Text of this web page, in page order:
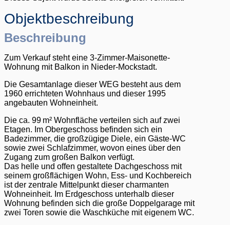
Objekt­beschreibung
Beschreibung
Zum Verkauf steht eine 3-Zimmer-Maisonette-
Wohnung mit Balkon in Nieder-Mockstadt.
Die Gesamtanlage dieser WEG besteht aus dem
1960 errichteten Wohnhaus und dieser 1995
angebauten Wohneinheit.
Die ca. 99 m² Wohnfläche verteilen sich auf zwei
Etagen. Im Obergeschoss befinden sich ein
Badezimmer, die großzügige Diele, ein Gäste-WC
sowie zwei Schlafzimmer, wovon eines über den
Zugang zum großen Balkon verfügt.
Das helle und offen gestaltete Dachgeschoss mit
seinem großflächigen Wohn, Ess- und Kochbereich
ist der zentrale Mittelpunkt dieser charmanten
Wohneinheit. Im Erdgeschoss unterhalb dieser
Wohnung befinden sich die große Doppelgarage mit
zwei Toren sowie die Waschküche mit eigenem WC.